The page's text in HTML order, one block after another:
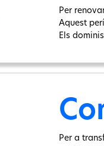
Per
Aquest
Els
Per a